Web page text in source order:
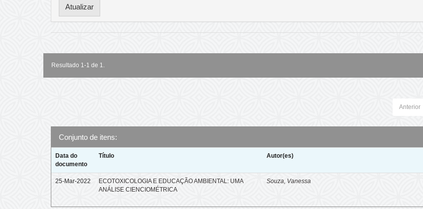
Resultado 1-1 de 1.
Anterior
Conjunto de itens:
Data do
documento
Título Autor(es)
25-Mar-2022
ECOTOXICOLOGIA E EDUCAÇÃO AMBIENTAL: UMA
ANÁLISE CIENCIOMÉTRICA
Souza, Vanessa